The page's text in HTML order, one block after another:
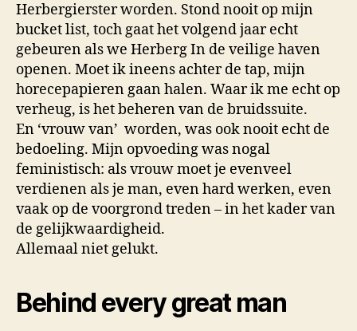
Herbergierster worden. Stond nooit op mijn
bucket list, toch gaat het volgend jaar echt
gebeuren als we Herberg In de veilige haven
openen. Moet ik ineens achter de tap, mijn
horecepapieren gaan halen. Waar ik me echt op
verheug, is het beheren van de bruidssuite.
En ‘vrouw van’ worden, was ook nooit echt de
bedoeling. Mijn opvoeding was nogal
feministisch: als vrouw moet je evenveel
verdienen als je man, even hard werken, even
vaak op de voorgrond treden – in het kader van
de gelijkwaardigheid.
Allemaal niet gelukt.
Behind every great man